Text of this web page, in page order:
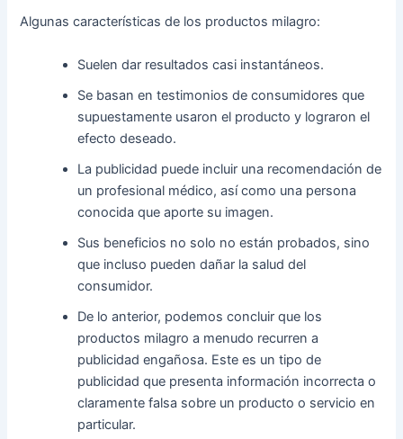
Algunas características de los productos milagro:
Suelen dar resultados casi instantáneos.
Se basan en testimonios de consumidores que
supuestamente usaron el producto y lograron el
efecto deseado.
La publicidad puede incluir una recomendación de
un profesional médico, así como una persona
conocida que aporte su imagen.
Sus beneficios no solo no están probados, sino
que incluso pueden dañar la salud del
consumidor.
De lo anterior, podemos concluir que los
productos milagro a menudo recurren a
publicidad engañosa. Este es un tipo de
publicidad que presenta información incorrecta o
claramente falsa sobre un producto o servicio en
particular.